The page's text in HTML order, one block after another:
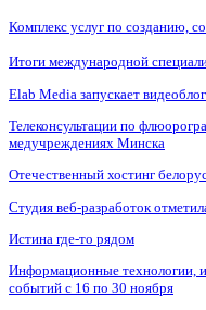
Комплекс услуг по созданию,
Итоги международной
Elab Media запускает
Телеконсультации по
медучреждениях Минска
Отечественный хостинг
Студия веб-разработок
Истина где-то рядом
Информационные технологии,
событий с 16 по 30 ноября